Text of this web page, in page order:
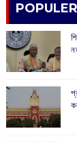
POPULER